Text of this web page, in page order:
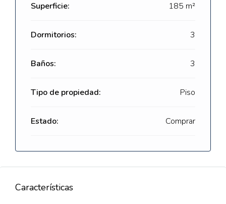
Superficie: 185 m²
Dormitorios: 3
Baños: 3
Tipo de propiedad: Piso
Estado: Comprar
Características